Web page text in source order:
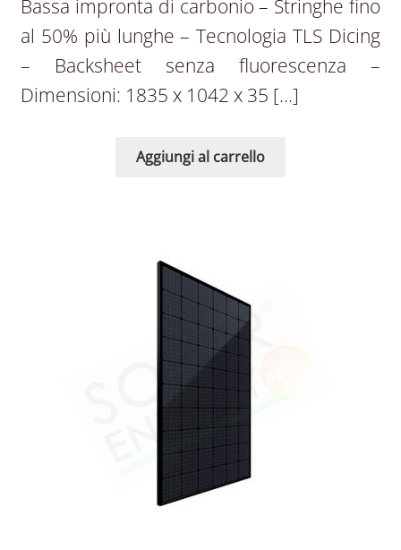
Bassa impronta di carbonio – Stringhe fino
al 50% più lunghe – Tecnologia TLS Dicing
– Backsheet senza fluorescenza –
Dimensioni: 1835 x 1042 x 35 […]
Aggiungi al carrello